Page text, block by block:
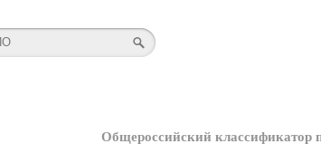
Общероссийский классификатор